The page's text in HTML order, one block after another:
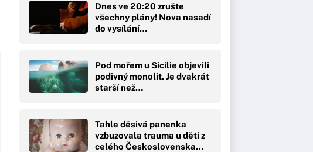
Dnes ve 20:20 zrušte
všechny plány! Nova nasadí
do vysílání…
Pod mořem u Sicílie objevili
podivný monolit. Je dvakrát
starší než…
Tahle děsivá panenka
vzbuzovala trauma u dětí z
celého Československa…